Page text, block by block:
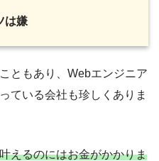
は嫌
ともあり、Webエンジニア
ている会社も珍しくありま
えるのにはお金がかかりま